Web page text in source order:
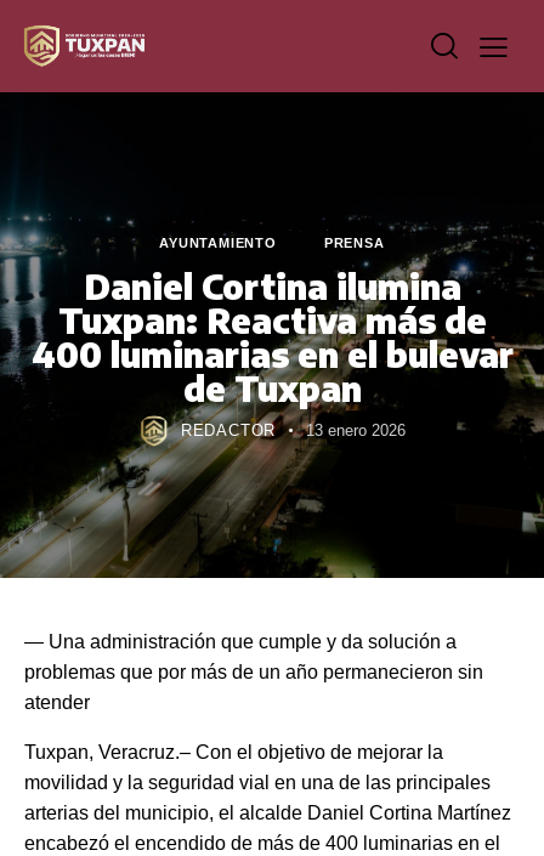
AYUNTAMIENTO PRENSA
Daniel Cortina ilumina
Tuxpan: Reactiva más de
400 luminarias en el bulevar
de Tuxpan
REDACTOR 13 enero 2026
— Una administración que cumple y da solución a
problemas que por más de un año permanecieron sin
atender
Tuxpan, Veracruz.– Con el objetivo de mejorar la
movilidad y la seguridad vial en una de las principales
arterias del municipio, el alcalde Daniel Cortina Martínez
encabezó el encendido de más de 400 luminarias en el